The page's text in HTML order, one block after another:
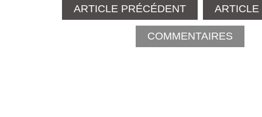
ARTICLE PRÉCÉDENT ARTICLE
COMMENTAIRES